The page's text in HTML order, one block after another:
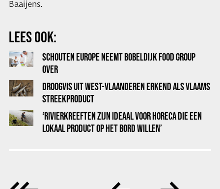
Baaijens.
LEES OOK:
SCHOUTEN EUROPE NEEMT BOBELDIJK FOOD GROUP
OVER
DROOGVIS UIT WEST-VLAANDEREN ERKEND ALS VLAAMS
STREEKPRODUCT
‘RIVIERKREEFTEN ZIJN IDEAAL VOOR HORECA DIE EEN
LOKAAL PRODUCT OP HET BORD WILLEN’